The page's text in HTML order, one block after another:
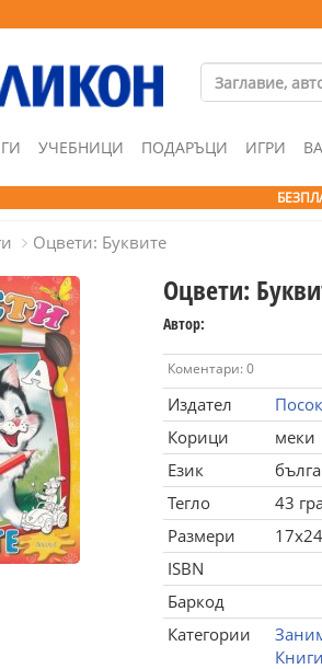
УЧЕБНИЦИ ПОДАРЪЦИ ИГРИ
Оцвети: Буквите
Оцвети:
Автор:
Коментари: 0
Издател
Корици
меки
Език
Тегло
43
Размери
17x24
ISBN
Баркод
Категории
Книги